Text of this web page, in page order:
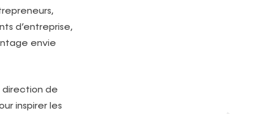
d’entreprise,
envie
direction de
inspirer les